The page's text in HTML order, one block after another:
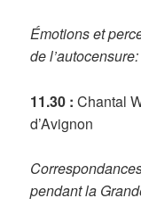
Émotions et
de
11.30 : Chantal
d’Avignon
pendant la